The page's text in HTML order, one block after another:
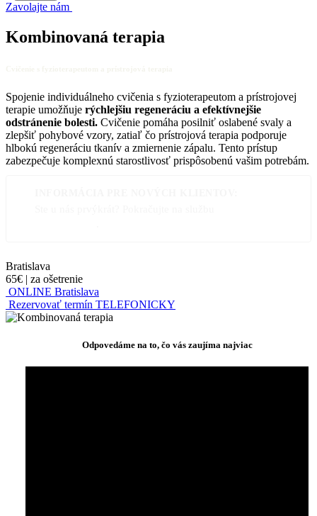
Zavolajte nám
Kombinovaná terapia
Spojenie individuálneho cvičenia s fyzioterapeutom a prístrojovej
terapie umožňuje rýchlejšiu regeneráciu a efektívnejšie
odstránenie bolesti. Cvičenie pomáha posilniť oslabené svaly a
zlepšiť pohybové vzory, zatiaľ čo prístrojová terapia podporuje
hlbokú regeneráciu tkanív a zmiernenie zápalu. Tento prístup
zabezpečuje komplexnú starostlivosť prispôsobenú vašim potrebám.
Bratislava
65€ | za ošetrenie
ONLINE Bratislava
Rezervovať termín TELEFONICKY
Odpovedáme na to, čo vás zaujíma najviac